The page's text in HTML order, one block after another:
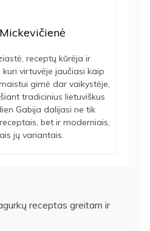
receptų kūrėja ir
virtuvėje jaučiasi kaip
gimė dar vaikystėje,
tradicinius lietuviškus
Gabija dalijasi ne tik
bet ir moderniais,
jų variantais.
receptas greitam ir